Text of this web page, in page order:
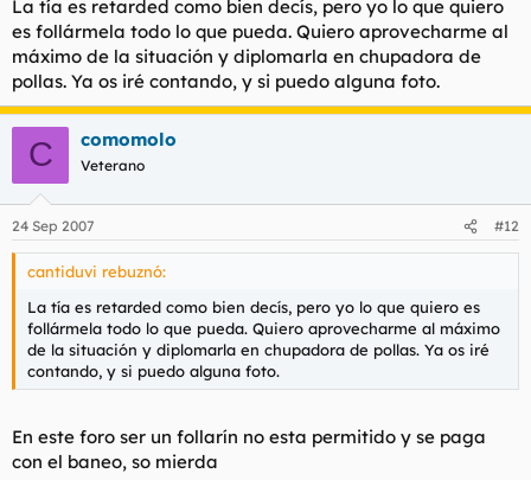
La tía es retarded como bien decís, pero yo lo que quiero
es follármela todo lo que pueda. Quiero aprovecharme al
máximo de la situación y diplomarla en chupadora de
pollas. Ya os iré contando, y si puedo alguna foto.
C comomolo
Veterano
24 Sep 2007 #12
cantiduvi rebuznó:
La tía es retarded como bien decís, pero yo lo que quiero es
follármela todo lo que pueda. Quiero aprovecharme al máximo
de la situación y diplomarla en chupadora de pollas. Ya os iré
contando, y si puedo alguna foto.
En este foro ser un follarín no esta permitido y se paga
con el baneo, so mierda